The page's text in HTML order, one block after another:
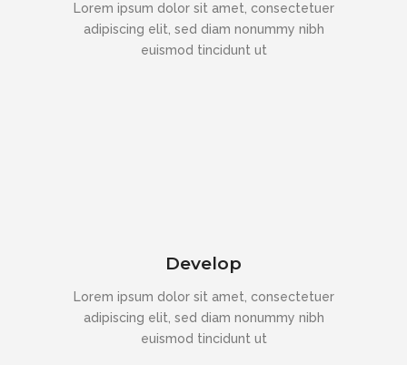
Lorem ipsum dolor sit amet, consectetuer
adipiscing elit, sed diam nonummy nibh
euismod tincidunt ut
Develop
Lorem ipsum dolor sit amet, consectetuer
adipiscing elit, sed diam nonummy nibh
euismod tincidunt ut